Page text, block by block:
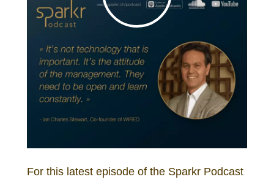
For this latest episode of the Sparkr Podcast